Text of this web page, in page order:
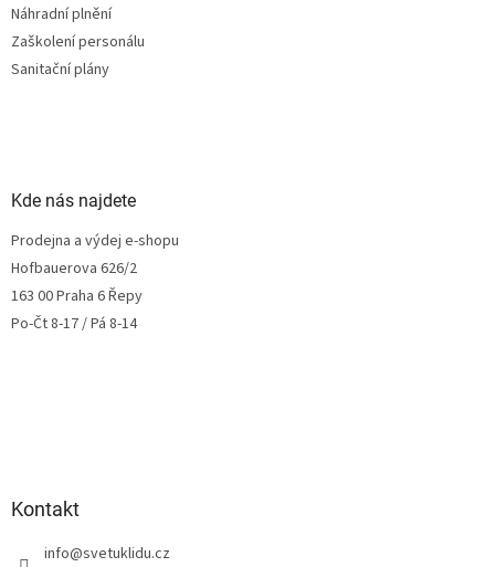
Náhradní plnění
Zaškolení personálu
Sanitační plány
Kde nás najdete
Prodejna a výdej e-shopu
Hofbauerova 626/2
163 00 Praha 6 Řepy
Po-Čt 8-17 / Pá 8-14
Kontakt
info@svetuklidu.cz